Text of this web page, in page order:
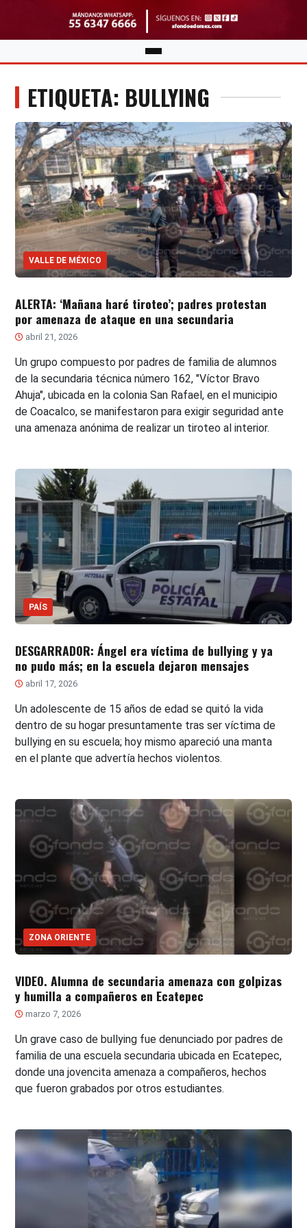
ETIQUETA: BULLYING
VALLE DE MÉXICO
ALERTA: ‘Mañana haré tiroteo’; padres protestan
por amenaza de ataque en una secundaria
abril 21, 2026
Un grupo compuesto por padres de familia de alumnos
de la secundaria técnica número 162, "Víctor Bravo
Ahuja", ubicada en la colonia San Rafael, en el municipio
de Coacalco, se manifestaron para exigir seguridad ante
una amenaza anónima de realizar un tiroteo al interior.
PAÍS
DESGARRADOR: Ángel era víctima de bullying y ya
no pudo más; en la escuela dejaron mensajes
abril 17, 2026
Un adolescente de 15 años de edad se quitó la vida
dentro de su hogar presuntamente tras ser víctima de
bullying en su escuela; hoy mismo apareció una manta
en el plante que advertía hechos violentos.
ZONA ORIENTE
VIDEO. Alumna de secundaria amenaza con golpizas
y humilla a compañeros en Ecatepec
marzo 7, 2026
Un grave caso de bullying fue denunciado por padres de
familia de una escuela secundaria ubicada en Ecatepec,
donde una jovencita amenaza a compañeros, hechos
que fueron grabados por otros estudiantes.